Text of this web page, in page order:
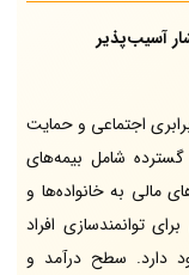
آسیب‌پذیر
اجتماعی و حمایت
گسترده شامل بیمه‌های
مالی به خانواده‌ها و
توانمندسازی افراد
دارد. سطح درآمد و